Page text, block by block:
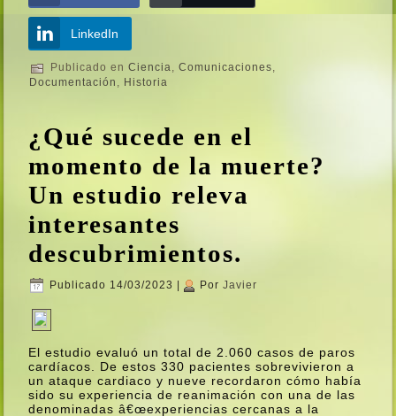
LinkedIn
Publicado en Ciencia,Comunicaciones,
Documentación , Historia
¿Qué sucede en el
momento de la muerte?
Un estudio releva
interesantes
descubrimientos.
Publicado 14/03/2023 Por Javier
El estudio evaluó un total de 2.060 casos de paros
cardí­acos. De estos 330 pacientes sobrevivieron a
un ataque cardiaco y nueve recordaron cómo habí­a
sido su experiencia de reanimación con una de las
denominadas â€œexperiencias cercanas a la